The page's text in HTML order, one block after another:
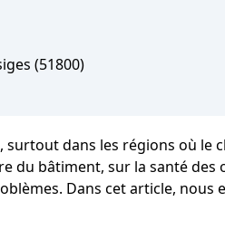
(51800)
dans les régions où
du bâtiment, sur la santé
Dans cet article, nous